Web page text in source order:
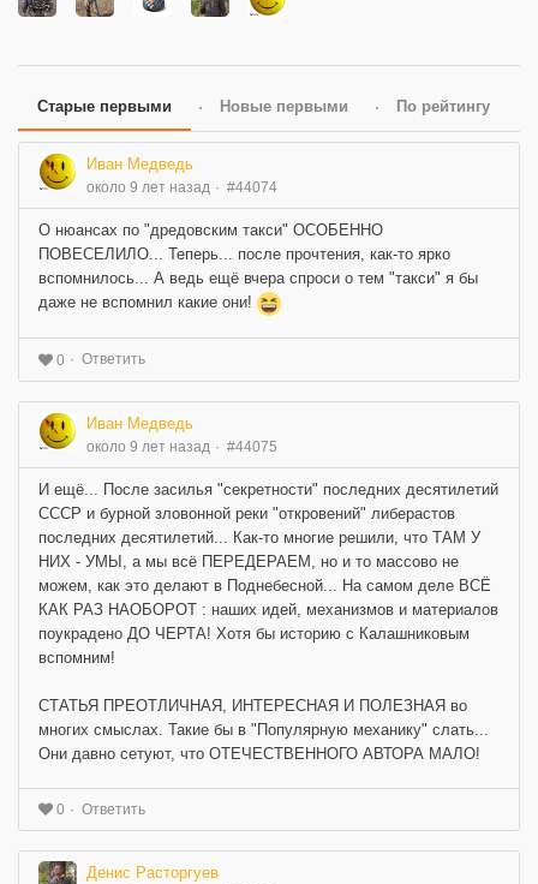
Старые первыми Новые первыми По рейтингу
Иван Медведь
около 9 лет назад #44074
О нюансах по "дредовским такси" ОСОБЕННО
ПОВЕСЕЛИЛО... Теперь... после прочтения, как-то ярко
вспомнилось... А ведь ещё вчера спроси о тем "такси" я бы
даже не вспомнил какие они!
0 Ответить
Иван Медведь
около 9 лет назад #44075
И ещё... После засилья "секретности" последних десятилетий
СССР и бурной зловонной реки "откровений" либерастов
последних десятилетий... Как-то многие решили, что ТАМ У
НИХ - УМЫ, а мы всё ПЕРЕДЕРАЕМ, но и то массово не
можем, как это делают в Поднебесной... На самом деле ВСЁ
КАК РАЗ НАОБОРОТ : наших идей, механизмов и материалов
поукрадено ДО ЧЕРТА! Хотя бы историю с Калашниковым
вспомним!
СТАТЬЯ ПРЕОТЛИЧНАЯ, ИНТЕРЕСНАЯ И ПОЛЕЗНАЯ во
многих смыслах. Такие бы в "Популярную механику" слать...
Они давно сетуют, что ОТЕЧЕСТВЕННОГО АВТОРА МАЛО!
0 Ответить
Денис Расторгуев